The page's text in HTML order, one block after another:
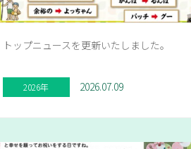
トップニュースを更新いたしました。
2026年 2026.07.09